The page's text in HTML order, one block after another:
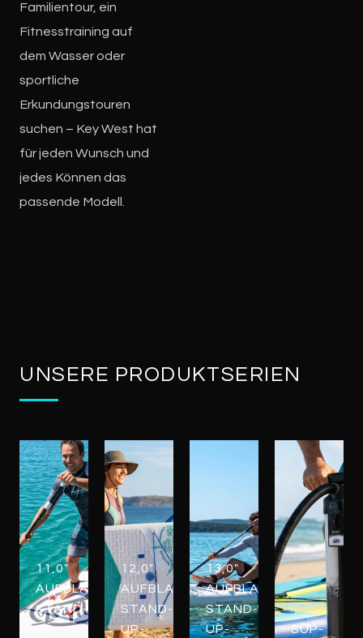
Familientour, ein
Fitnesstraining auf
dem Wasser oder
sportliche
Erkundungstouren
suchen – Key West hat
für jeden Wunsch und
jedes Können das
passende Modell.
UNSERE PRODUKTSERIEN
11,0"
AUFBLASBARE
STAND-
UP-
12,0"
AUFBLASBARE
STAND-
UP-
13,0"
AUFBLASBARE
STAND-
UP-
SUP-